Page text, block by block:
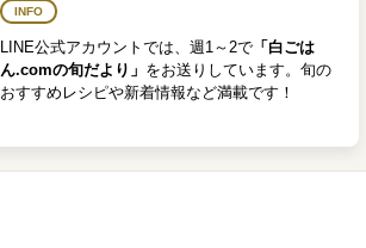
INFO
LINE公式アカウントでは、週1～2で 「白ごは
ん.comの旬だより」 をお送りしています。旬の
おすすめレシピや新着情報など満載です！